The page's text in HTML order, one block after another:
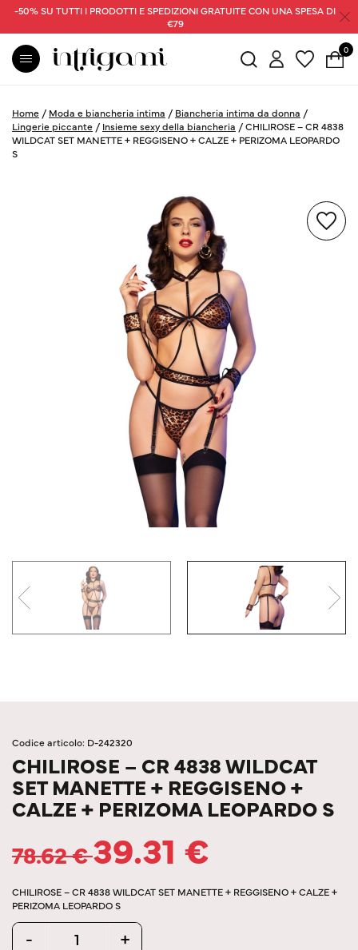
-50% SU TUTTI I PRODOTTI E SPEDIZIONI GRATUITE CON UNA SPESA DI
€79
0
Home / Moda e biancheria intima / Biancheria intima da donna /
Lingerie piccante / Insieme sexy della biancheria /CHILIROSE – CR 4838
WILDCAT SET MANETTE + REGGISENO + CALZE + PERIZOMA LEOPARDO
S
Codice articolo: D-242320
CHILIROSE – CR 4838 WILDCAT
SET MANETTE + REGGISENO +
CALZE + PERIZOMA LEOPARDO S
78.62€39.31 €
CHILIROSE – CR 4838 WILDCAT SET MANETTE + REGGISENO + CALZE +
PERIZOMA LEOPARDO S
Quantity
- +